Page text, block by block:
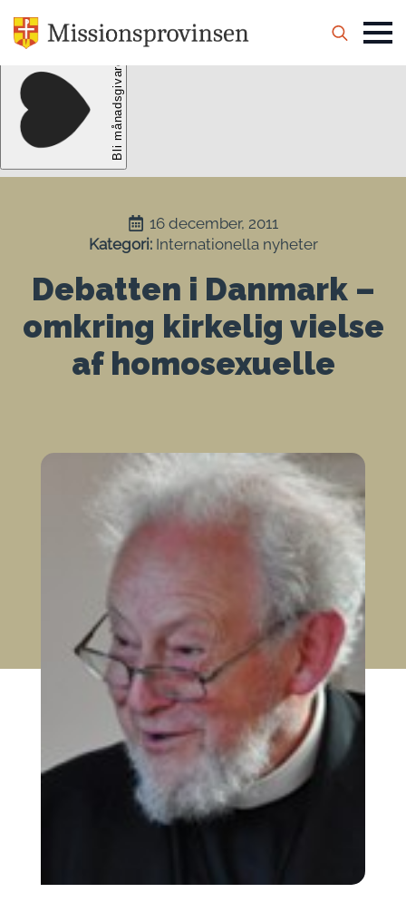
Search
16 december, 2011
Kategori: Internationella nyheter
Debatten i Danmark –
omkring kirkelig vielse
af homosexuelle